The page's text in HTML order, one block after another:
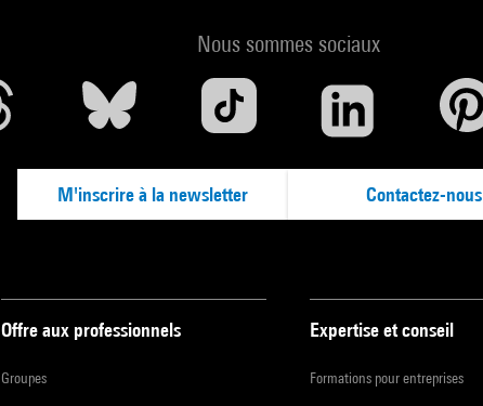
Nous sommes sociaux
M'inscrire à la newsletter Contactez-nous
Offre aux professionnels
Groupes
Expertise et conseil
Formations pour entreprises